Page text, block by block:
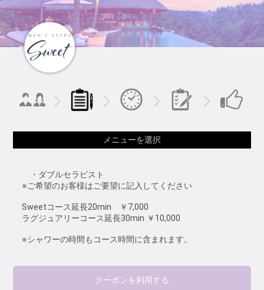
メニューを選択
・ダブルセラピスト
※ご希望のお客様はご要望に記入してください
Sweetコース延長20min ￥7,000
ラグジュアリーコース延長30min ￥10,000
※シャワーの時間もコース時間に含まれます。
クーポンを利用する